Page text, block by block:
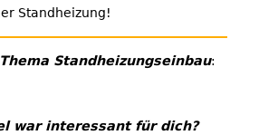
Standheizung!
Standheizungseinbau:
war interessant für dich?